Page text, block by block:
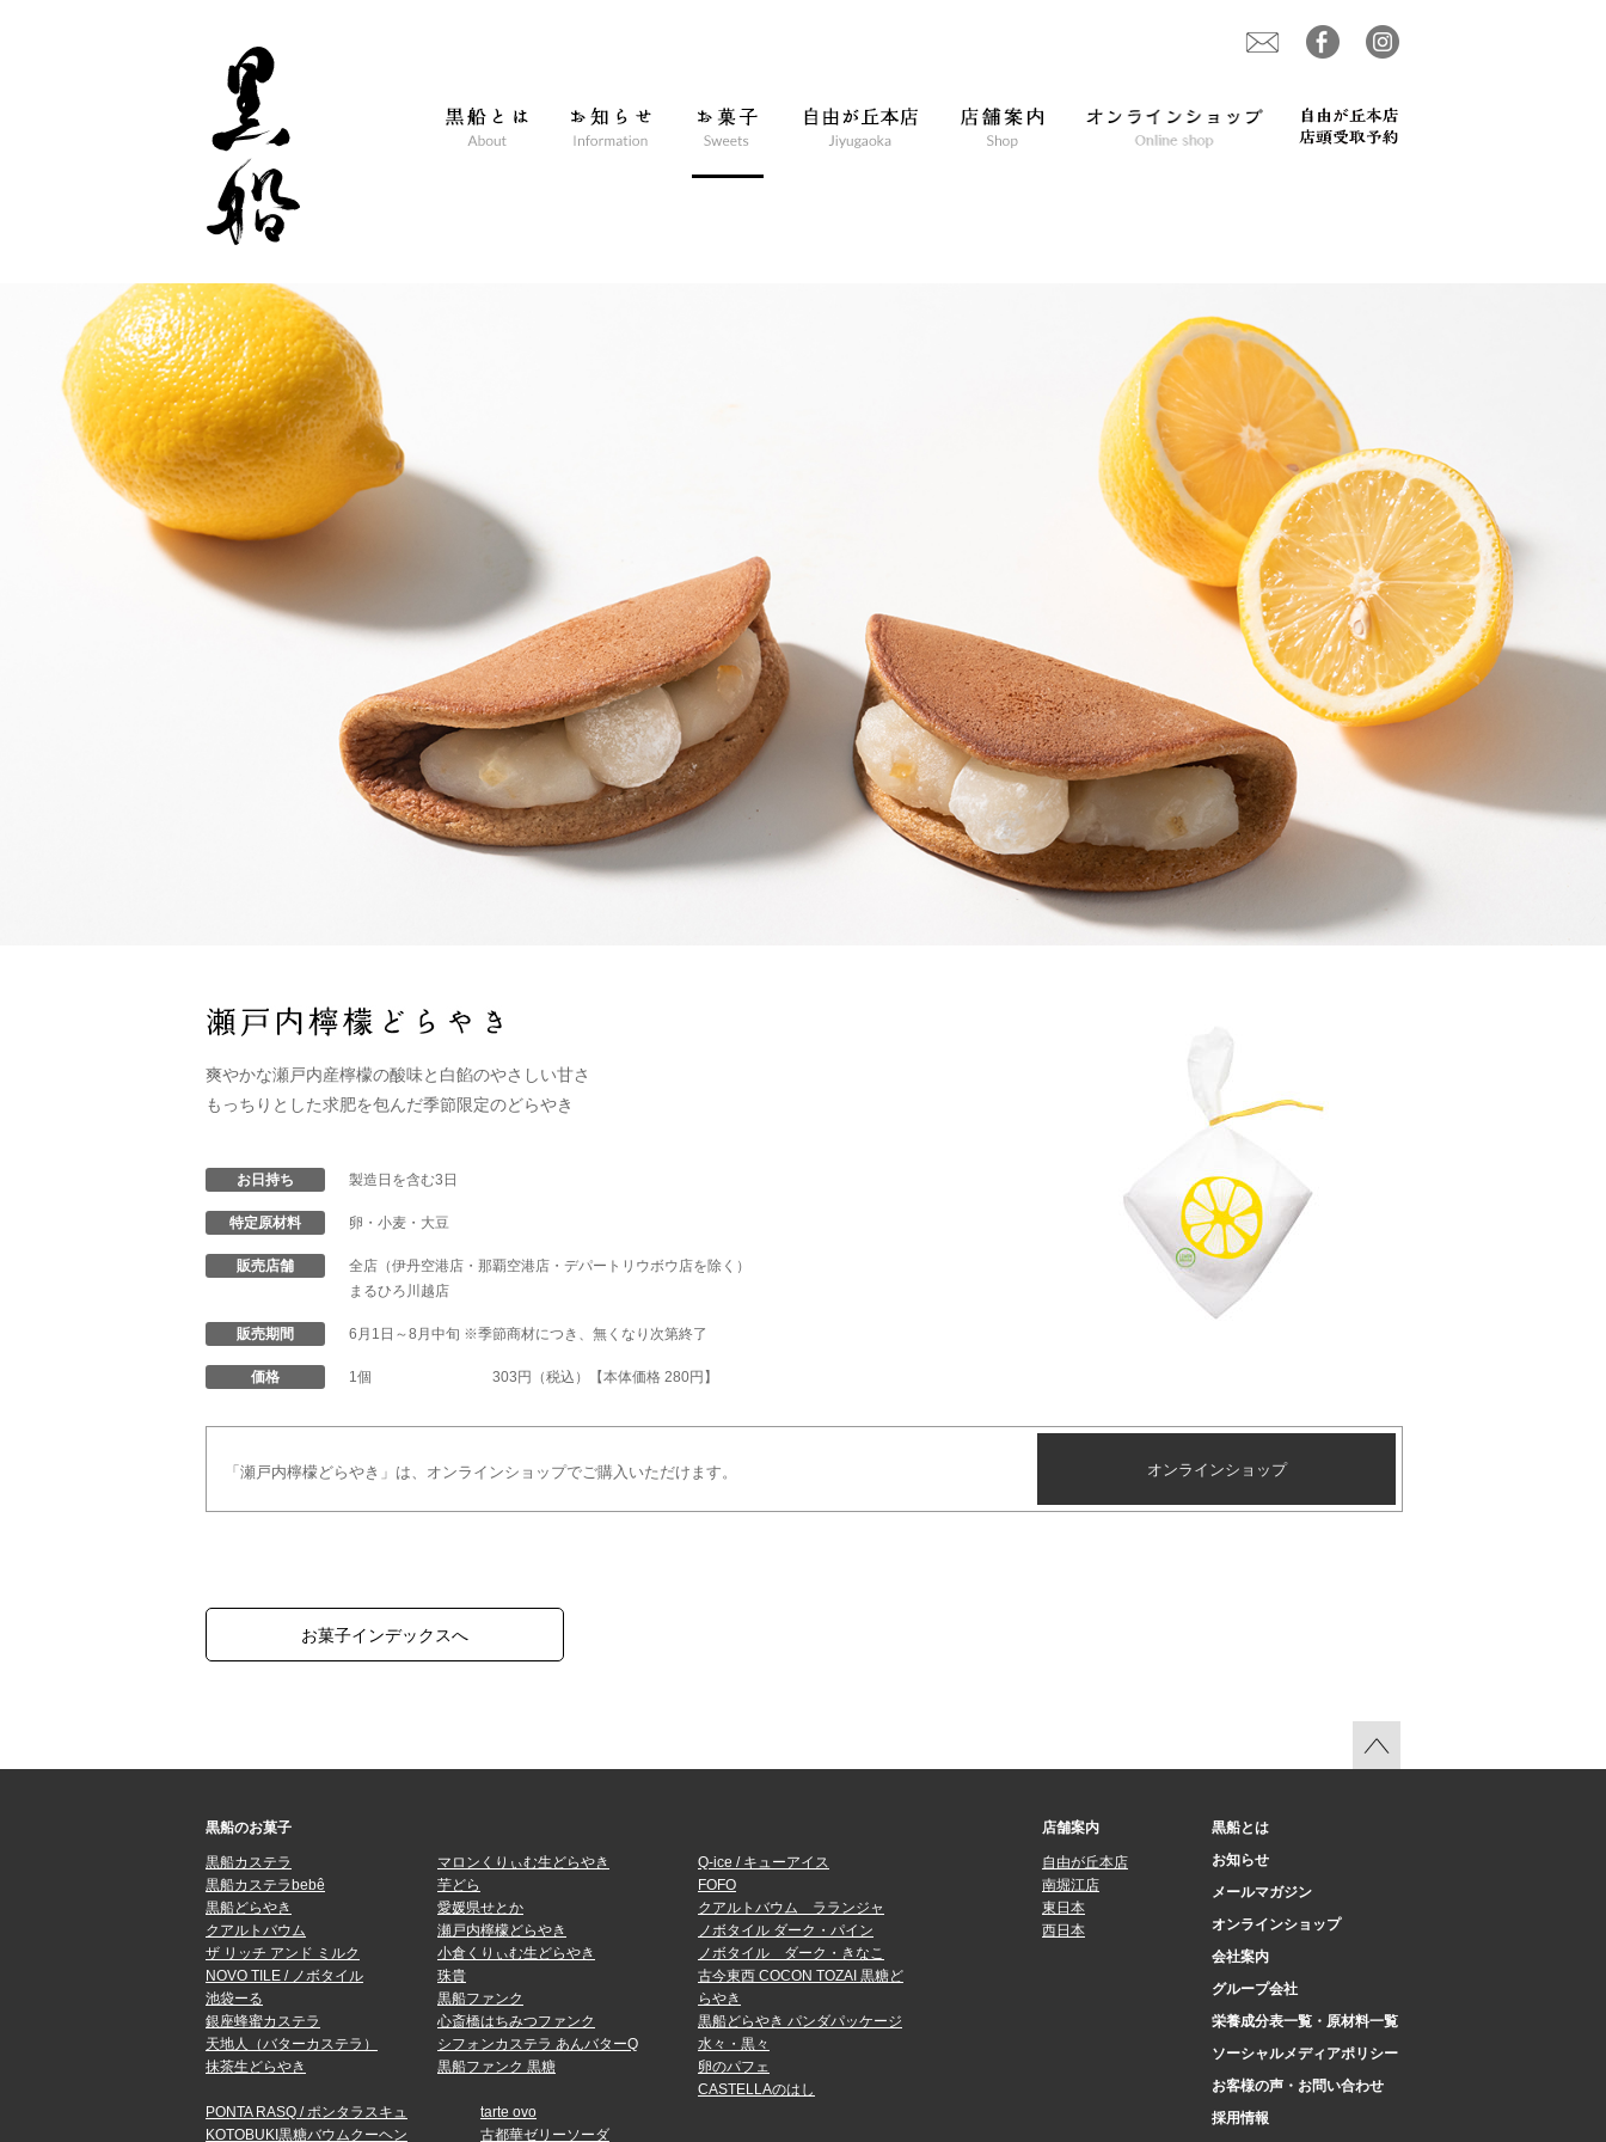
爽やかな瀬戸内産檸檬の酸味と白餡のやさしい甘さ
もっちりとした求肥を包んだ季節限定のどらやき
お日持ち 製造日を含む3日
特定原材料 卵・小麦・大豆
販売店舗
全店（伊丹空港店・那覇空港店・デパートリウボウ店を除く）
まるひろ川越店
販売期間 6月1日～8月中旬 ※季節商材につき、無くなり次第終了
価格 1個 303円（税込）【本体価格 280円】
「瀬戸内檸檬どらやき」は、 オンラインショップでご購入いただけます。 オンラインショップ
お菓子インデックスへ
黒船のお菓子
黒船カステラ
黒船カステラbebê
黒船どらやき
クアルトバウム
ザ リッチ アンド ミルク
NOVO TILE / ノボタイル
池袋ーる
銀座蜂蜜カステラ
天地人（バターカステラ）
抹茶生どらやき
マロンくりぃむ生どらやき
芋どら
愛媛県せとか
瀬戸内檸檬どらやき
小倉くりぃむ生どらやき
珠貴
黒船ファンク
心斎橋はちみつファンク
シフォンカステラ あんバターQ
黒船ファンク 黒糖
Q-ice / キューアイス
FOFO
クアルトバウム ラランジャ
ノボタイル ダーク・パイン
ノボタイル ダーク・きなこ
古今東西 COCON TOZAI 黒糖ど
らやき
黒船どらやき パンダパッケージ
水々・黒々
卵のパフェ
CASTELLAのはし
PONTA RASQ / ポンタラスキュ
KOTOBUKI黒糖バウムクーヘン
tarte ovo
古都華ゼリーソーダ
店舗案内
自由が丘本店
南堀江店
東日本
西日本
黒船とは
お知らせ
メールマガジン
オンラインショップ
会社案内
グループ会社
栄養成分表一覧・原材料一覧
ソーシャルメディアポリシー
お客様の声・お問い合わせ
採用情報